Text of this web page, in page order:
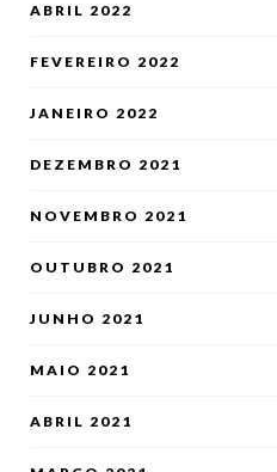
ABRIL 2022
FEVEREIRO 2022
JANEIRO 2022
DEZEMBRO 2021
NOVEMBRO 2021
OUTUBRO 2021
JUNHO 2021
MAIO 2021
ABRIL 2021